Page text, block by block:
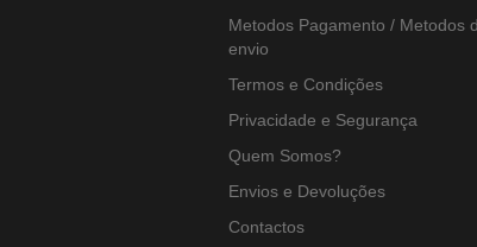
Metodos Pagamento / Metodos
envio
Termos e Condições
Privacidade e Segurança
Quem Somos?
Envios e Devoluções
Contactos